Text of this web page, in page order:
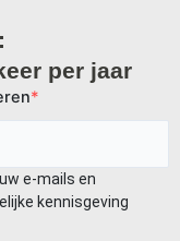
per jaar
e-mails en
kennisgeving